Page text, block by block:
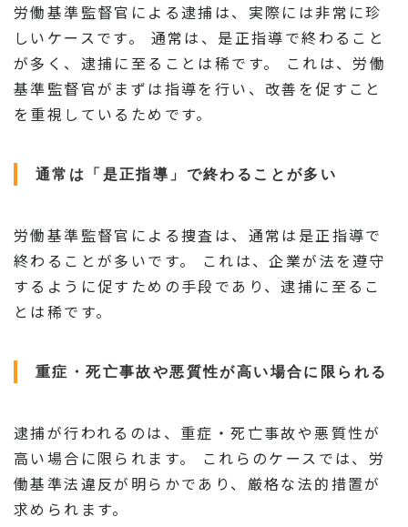
労働基準監督官による逮捕は、実際には非常に珍
しいケースです。 通常は、是正指導で終わること
が多く、逮捕に至ることは稀です。 これは、労働
基準監督官がまずは指導を行い、改善を促すこと
を重視しているためです。
通常は「是正指導」で終わることが多い
労働基準監督官による捜査は、通常は是正指導で
終わることが多いです。 これは、企業が法を遵守
するように促すための手段であり、逮捕に至るこ
とは稀です。
重症・死亡事故や悪質性が高い場合に限られる
逮捕が行われるのは、重症・死亡事故や悪質性が
高い場合に限られます。 これらのケースでは、労
働基準法違反が明らかであり、厳格な法的措置が
求められます。